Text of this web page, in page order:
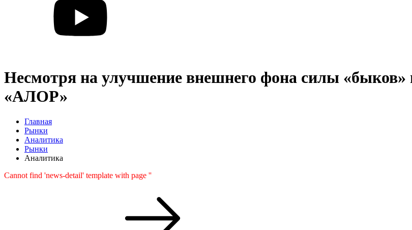
Несмотря на улучшение внешнего фона силы
«АЛОР»
Главная
Рынки
Аналитика
Рынки
Аналитика
Cannot find 'news-detail' template with page ''